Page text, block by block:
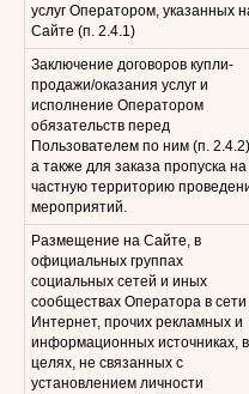
услуг Оператором, указанных
Сайте (п. 2.4.1)
Заключение договоров купли-
продажи/оказания услуг и
исполнение Оператором
обязательств перед
Пользователем по ним (п.
а также для заказа пропуска на
частную территорию
мероприятий.
Размещение на Сайте, в
официальных группах
социальных сетей и иных
сообществах Оператора в сети
Интернет, прочих рекламных и
информационных источниках, в
целях, не связанных с
установлением личности